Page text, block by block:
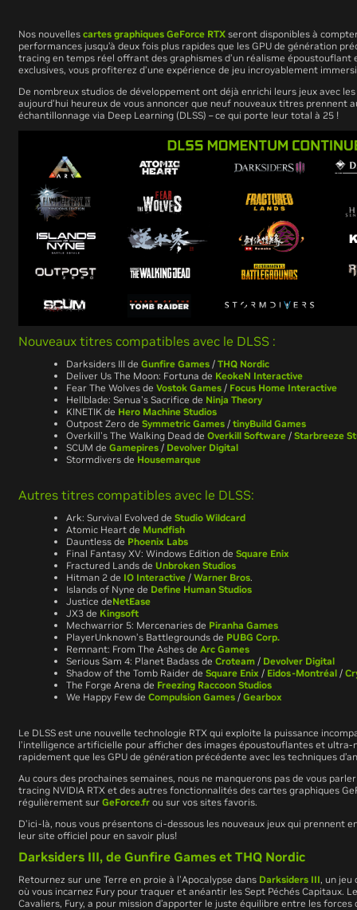
Nos nouvelles cartes graphiques GeForce RTX seront disponibles à
performances jusqu’à deux fois plus rapides que les GPU de génération
tracing en temps réel offrant des graphismes d’un réalisme
exclusives, vous profiterez d’une expérience de jeu incroyablement
De nombreux studios de développement ont déjà enrichi leurs jeux avec
aujourd’hui heureux de vous annoncer que neuf nouveaux titres prennent
échantillonnage via Deep Learning (DLSS) – ce qui porte leur total à 25 !
Nouveaux titres compatibles avec le DLSS :
Darksiders III de Gunfire Games / THQ Nordic
Deliver Us The Moon: Fortuna de KeokeN Interactive
Fear The Wolves de Vostok Games / Focus Home Interactive
Hellblade: Senua's Sacrifice de Ninja Theory
KINETIK de Hero Machine Studios
Outpost Zero de Symmetric Games / tinyBuild Games
Overkill's The Walking Dead de Overkill Software / Starbreeze
SCUM de Gamepires / Devolver Digital
Stormdivers de Housemarque
Autres titres compatibles avec le DLSS:
Ark: Survival Evolved de Studio Wildcard
Atomic Heart de Mundfish
Dauntless de Phoenix Labs
Final Fantasy XV: Windows Edition de Square Enix
Fractured Lands de Unbroken Studios
Hitman 2 de IO Interactive / Warner Bros.
Islands of Nyne de Define Human Studios
Justice deNetEase
JX3 de Kingsoft
Mechwarrior 5: Mercenaries de Piranha Games
PlayerUnknown’s Battlegrounds de PUBG Corp.
Remnant: From The Ashes de Arc Games
Serious Sam 4: Planet Badass de Croteam / Devolver Digital
Shadow of the Tomb Raider de Square Enix / Eidos-Montréal /
The Forge Arena de Freezing Raccoon Studios
We Happy Few de Compulsion Games / Gearbox
Le DLSS est une nouvelle technologie RTX qui exploite la puissance
l’intelligence artificielle pour afficher des images époustouflantes et ultra-
rapidement que les GPU de génération précédente avec les techniques
Au cours des prochaines semaines, nous ne manquerons pas de vous
tracing NVIDIA RTX et des autres fonctionnalités des cartes graphiques
régulièrement sur GeForce.fr ou sur vos sites favoris.
D’ici-là, nous vous présentons ci-dessous les nouveaux jeux qui prennent
leur site officiel pour en savoir plus!
Darksiders III, de Gunfire Games et THQ Nordic
Retournez sur une Terre en proie à l'Apocalypse dans Darksiders III, un jeu
où vous incarnez Fury pour traquer et anéantir les Sept Péchés Capitaux.
Cavaliers, Fury, a pour mission d’apporter le juste équilibre entre les forces